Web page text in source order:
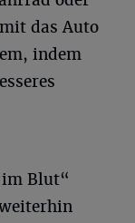
das Auto
indem
Blut“